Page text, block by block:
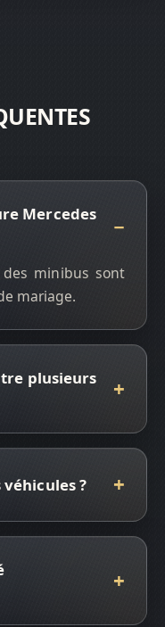
Mercedes
des minibus sont
mariage.
plusieurs
?